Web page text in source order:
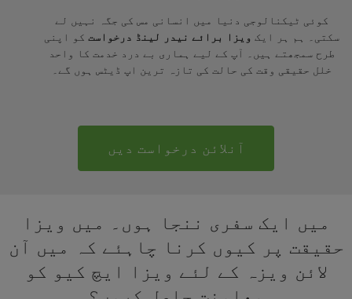
کوئی ٹیکنالوجی دنیا میں انسانی مس کی جگہ نہیں لے
سکتی۔ ہم ہر ایک ویزا برائے نیدر لینڈ درخواست کو اپنی
طرح سمجھتے ہیں۔ آپ کے لیے ہماری بے درد خدمت کا واحد
خلل حقیقی وقت کی حالت کی تازہ ترین اپ ڈیٹس ہوں گے۔
آنلائن درخواست دیں
میں ایک سفری ننجا ہوں۔ میں ویزا
حقیقت پر کیوں کرنا چاہئے کہ میں آن
لائن ویزہ کے لئے ویزا ایچ کیو کو